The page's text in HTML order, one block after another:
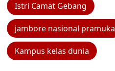
Istri Camat Gebang
jambore nasional pramuka
Kampus kelas dunia